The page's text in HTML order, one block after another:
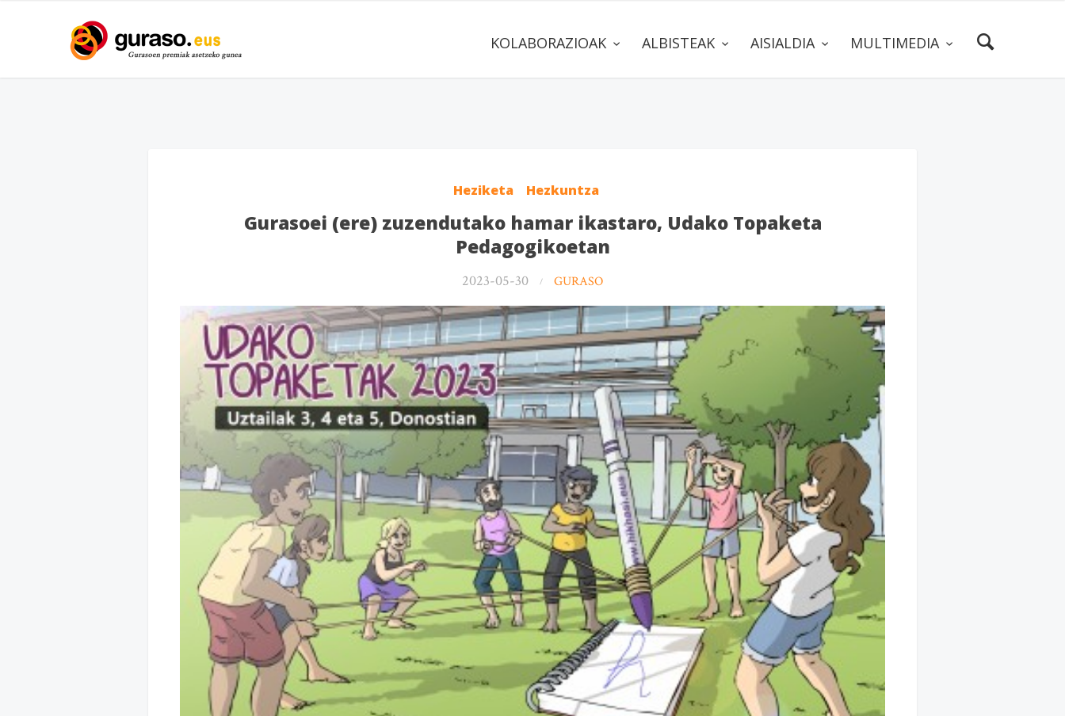
KOLABORAZIOAK ALBISTEAK AISIALDIA MULTIMEDIA
Heziketa Hezkuntza
Gurasoei (ere) zuzendutako hamar ikastaro, Udako Topaketa
Pedagogikoetan
2023-05-30 GURASO